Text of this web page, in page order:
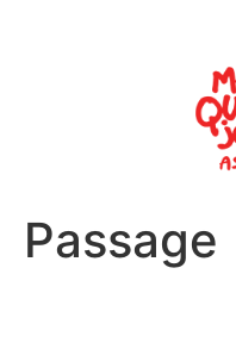
Passage